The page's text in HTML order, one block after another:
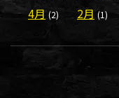
4月 (2) 2月 (1)